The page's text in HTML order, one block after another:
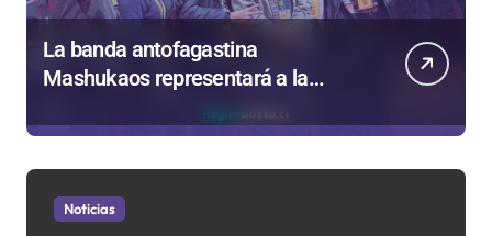
La banda antofagastina
Mashukaos representará a la
de Valparaíso
Noticias